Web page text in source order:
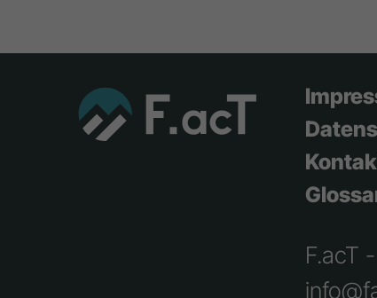
F.acT